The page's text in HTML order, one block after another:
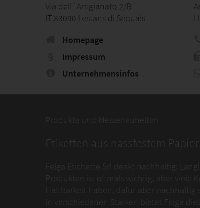
Via dell´Artigianato 2/B
IT 33090 Lestans di Sequals
Homepage
Impressum
Unternehmensinfos
Produkte und Messeneuheiten
Etiketten aus nassfestem Papier
Felga Etichette Srl denkt nachhaltig:
Produkten ist oftmals wichtig, aber viele
Haltbarkeit haben, dafür aber nachhaltig
in verschiedenen Stärken bietet Felga